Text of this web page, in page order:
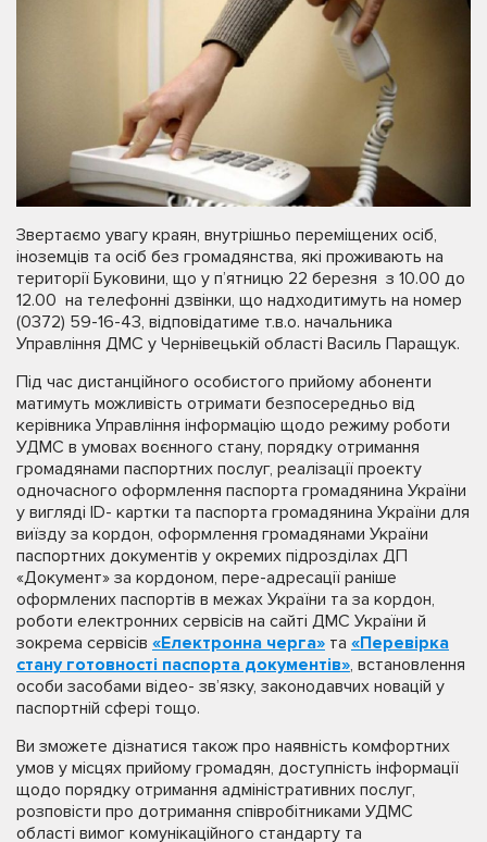
Звертаємо увагу краян, внутрішньо переміщених осіб,
іноземців та осіб без громадянства, які проживають на
території Буковини, що у п’ятницю 22 березня з 10.00 до
12.00 на телефонні дзвінки, що надходитимуть на номер
(0372) 59-16-43, відповідатиме т.в.о. начальника
Управління ДМС у Чернівецькій області Василь Паращук.
Під час дистанційного особистого прийому абоненти
матимуть можливість отримати безпосередньо від
керівника Управління інформацію щодо режиму роботи
УДМС в умовах воєнного стану, порядку отримання
громадянами паспортних послуг, реалізації проекту
одночасного оформлення паспорта громадянина України
у вигляді ID- картки та паспорта громадянина України для
виїзду за кордон, оформлення громадянами України
паспортних документів у окремих підрозділах ДП
«Документ» за кордоном, пере-адресації раніше
оформлених паспортів в межах України та за кордон,
роботи електронних сервісів на сайті ДМС України й
зокрема сервісів «Електронна черга» та «Перевірка
стану готовності паспорта документів», встановлення
особи засобами відео- зв’язку, законодавчих новацій у
паспортній сфері тощо.
Ви зможете дізнатися також про наявність комфортних
умов у місцях прийому громадян, доступність інформації
щодо порядку отримання адміністративних послуг,
розповісти про дотримання співробітниками УДМС
області вимог комунікаційного стандарту та